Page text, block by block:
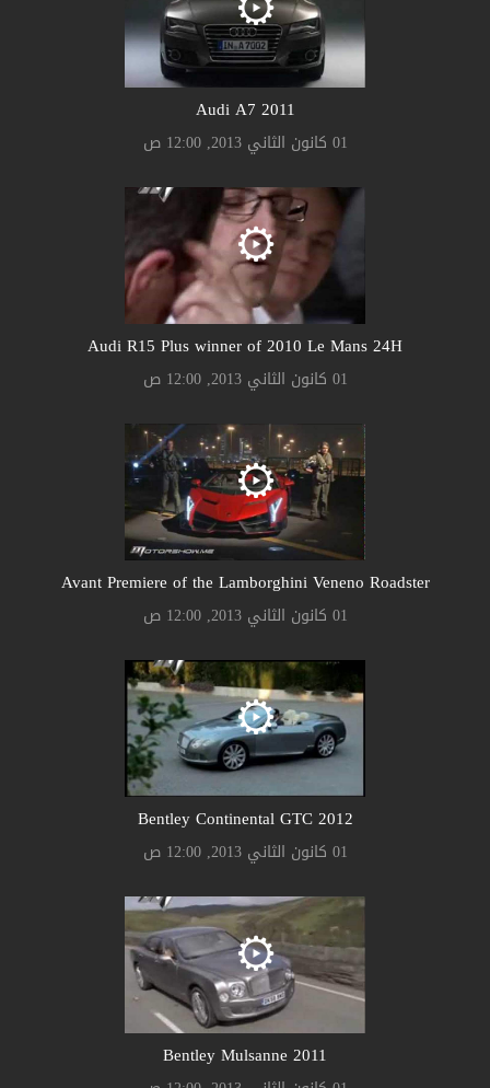
Audi A7 2011
01 كانون الثاني 2013, 12:00 ص
Audi R15 Plus winner of 2010 Le Mans 24H
01 كانون الثاني 2013, 12:00 ص
Avant Premiere of the Lamborghini Veneno Roadster
01 كانون الثاني 2013, 12:00 ص
Bentley Continental GTC 2012
01 كانون الثاني 2013, 12:00 ص
Bentley Mulsanne 2011